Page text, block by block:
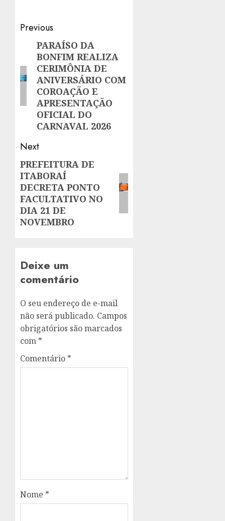
Post
navigation
Previous
Previous
post:
PARAÍSO DA
BONFIM REALIZA
CERIMÔNIA DE
ANIVERSÁRIO COM
COROAÇÃO E
APRESENTAÇÃO
OFICIAL DO
CARNAVAL 2026
Next
Next
post:
PREFEITURA DE
ITABORAÍ
DECRETA PONTO
FACULTATIVO NO
DIA 21 DE
NOVEMBRO
Deixe um
comentário
O seu endereço de e-mail
não será publicado. Campos
obrigatórios são marcados
com *
Comentário *
Nome *